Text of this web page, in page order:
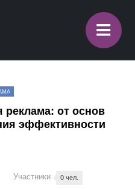
≡
реклама: от основ
эффективности
Участники 0 чел.